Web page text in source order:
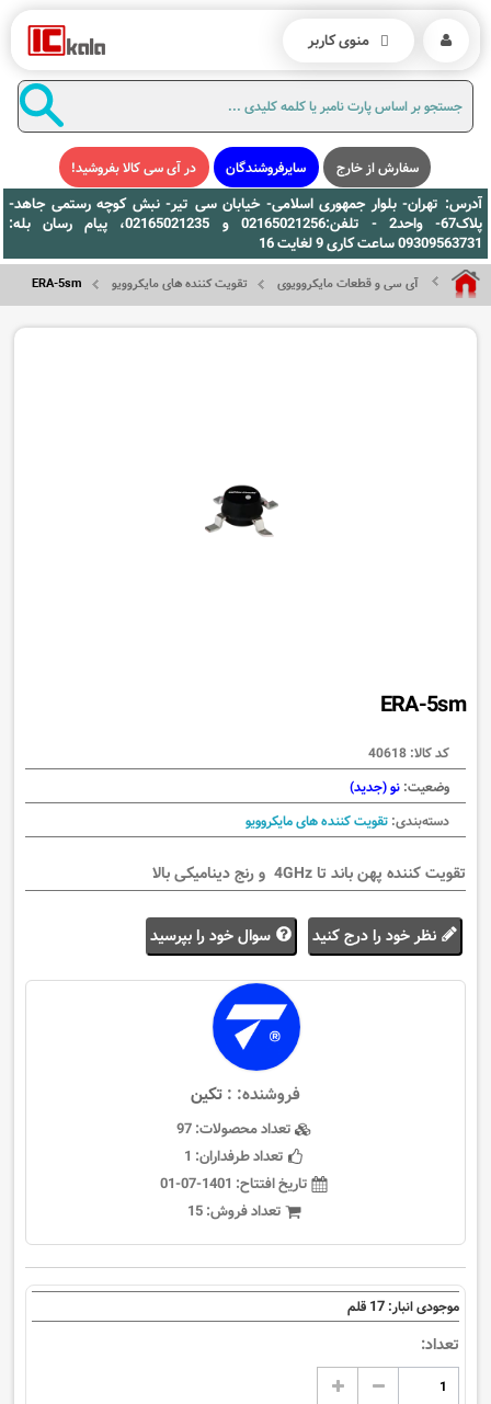
سفارش از خارج سایرفروشندگان در آی سی کالا بفروشید!
آدرس: تهران- بلوار جمهوری اسلامی- خیابان سی تیر- نبش کوچه رستمی جاهد-
پلاک67- واحد2 - تلفن:02165021256 و 02165021235، پیام رسان بله:
09309563731 ساعت کاری 9 لغایت 16
آی سی و قطعات مایکروویوی تقویت کننده های مایکروویو ERA-5sm
ERA-5sm
کد کالا: 40618
وضعیت: نو (جدید)
دسته‌بندی: تقویت کننده های مایکروویو
تقویت کننده پهن باند تا 4GHz و رنج دینامیکی بالا
نظر خود را درج کنید سوال خود را بپرسید
فروشنده: : تکین
تعداد محصولات:97
تعداد طرفداران: 1
تاریخ افتتاح: 1401-07-01
تعداد فروش:15
موجودی انبار: 17 قلم
تعداد:
منوی کاربر